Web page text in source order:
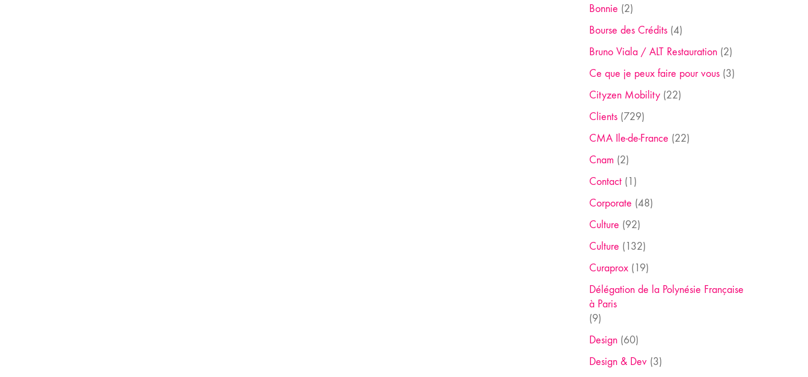
Bonnie (2)
Bourse des Crédits(4)
Bruno Viala / ALT Restauration(2)
Ce que je peux faire pour vous(3)
Cityzen Mobility(22)
Clients(729)
CMA Ile-de-France (22)
Cnam (2)
Contact(1)
Corporate (48)
Culture (92)
Culture (132)
Curaprox(19)
Délégation de la Polynésie Française
à Paris
(9)
Design(60)
Design & Dev(3)